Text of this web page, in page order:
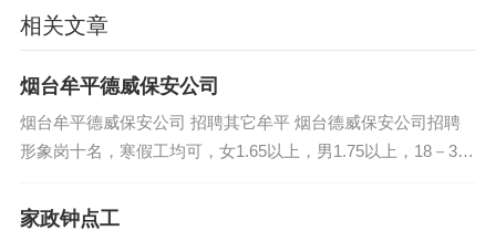
相关文章
烟台牟平德威保安公司
烟台牟平德威保安公司 招聘其它牟平 烟台德威保安公司招聘
形象岗十名，寒假工均可，女1.65以上，男1.75以上，18－38
澜湾，滨...
家政钟点工